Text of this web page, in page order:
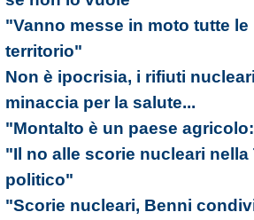
"Vanno messe in moto tutte
territorio"
Non è ipocrisia, i rifiuti
minaccia per la salute...
"Montalto è un paese
"Il no alle scorie nucleari
politico"
"Scorie nucleari, Benni